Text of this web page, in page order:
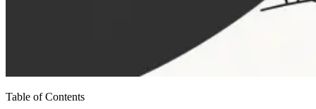
Table of Contents